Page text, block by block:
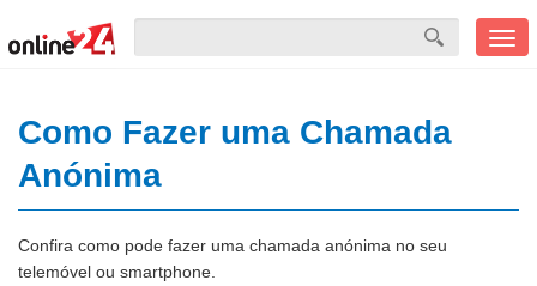
Como Fazer uma Chamada
Anónima
Confira como pode fazer uma chamada anónima no seu
telemóvel ou smartphone.